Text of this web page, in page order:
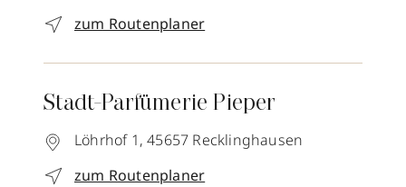
zum Routenplaner
Stadt-Parfümerie Pieper
Löhrhof 1, 45657 Recklinghausen
zum Routenplaner